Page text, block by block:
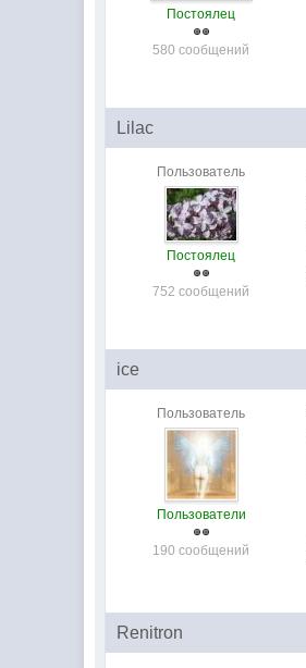
Постоялец
580 сообщений
Lilac
Пользователь
Постоялец
752 сообщений
ice
Пользователь
Пользователи
190 сообщений
Renitron